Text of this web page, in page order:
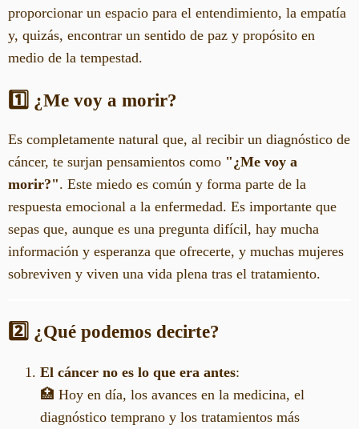
proporcionar un espacio para el entendimiento, la empatía
y, quizás, encontrar un sentido de paz y propósito en
medio de la tempestad.
1️⃣ ¿Me voy a morir?
Es completamente natural que, al recibir un diagnóstico de
cáncer, te surjan pensamientos como "¿Me voy a
morir?". Este miedo es común y forma parte de la
respuesta emocional a la enfermedad. Es importante que
sepas que, aunque es una pregunta difícil, hay mucha
información y esperanza que ofrecerte, y muchas mujeres
sobreviven y viven una vida plena tras el tratamiento.
2️⃣ ¿Qué podemos decirte?
El cáncer no es lo que era antes:
🏥 Hoy en día, los avances en la medicina, el
diagnóstico temprano y los tratamientos más